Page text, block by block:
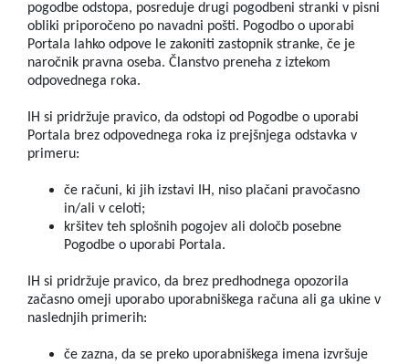
pogodbe odstopa, posreduje drugi pogodbeni stranki v pisni
obliki priporočeno po navadni pošti. Pogodbo o uporabi
Portala lahko odpove le zakoniti zastopnik stranke, če je
naročnik pravna oseba. Članstvo preneha z iztekom
odpovednega roka.
IH si pridržuje pravico, da odstopi od Pogodbe o uporabi
Portala brez odpovednega roka iz prejšnjega odstavka v
primeru:
če računi, ki jih izstavi IH, niso plačani pravočasno
in/ali v celoti;
kršitev teh splošnih pogojev ali določb posebne
Pogodbe o uporabi Portala.
IH si pridržuje pravico, da brez predhodnega opozorila
začasno omeji uporabo uporabniškega računa ali ga ukine v
naslednjih primerih:
če zazna, da se preko uporabniškega imena izvršuje